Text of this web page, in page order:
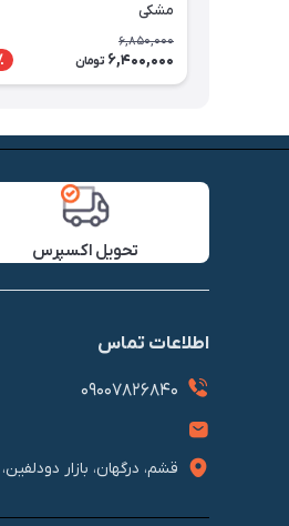
مشکی
6,850,000
6,400,000 تومان
تحویل اکسپرس
اطلاعات تماس
09007826840
قشم، درگهان، بازار دودلفین، یاس10،